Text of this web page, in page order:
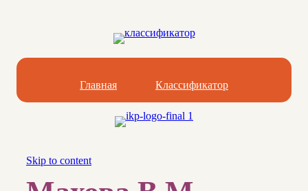
Главная Классификатор
Skip to content